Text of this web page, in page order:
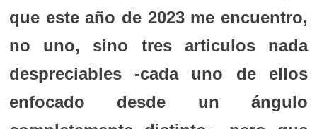
que este año de 2023 me encuentro,
no uno, sino tres articulos nada
despreciables -cada uno de ellos
enfocado desde un ángulo